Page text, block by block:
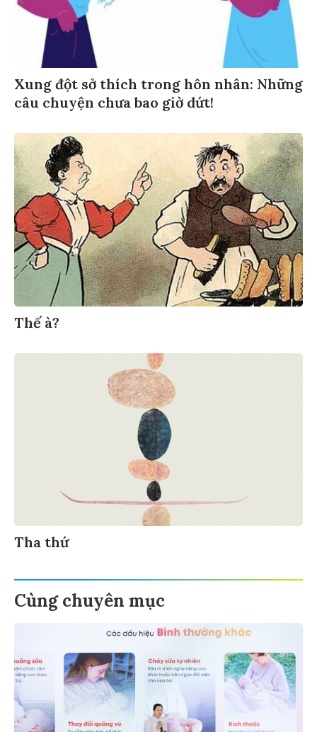
Xung đột sở thích trong hôn nhân: Những
câu chuyện chưa bao giờ dứt!
Thế à?
Tha thứ
Cùng chuyên mục